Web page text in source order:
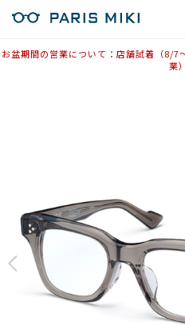
お盆期間の営業について：店舗試着（8/
業）